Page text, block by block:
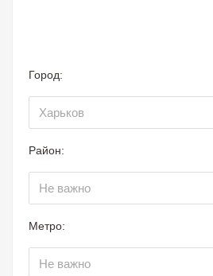
Город:
Район:
Метро: